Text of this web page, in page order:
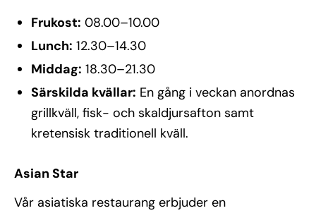
Frukost: 08.00–10.00
Lunch: 12.30–14.30
Middag: 18.30–21.30
Särskilda kvällar: En gång i veckan anordnas
grillkväll, fisk- och skaldjursafton samt
kretensisk traditionell kväll.
Asian Star
Vår asiatiska restaurang erbjuder en